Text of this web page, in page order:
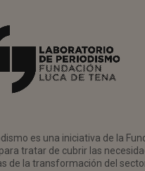
es una iniciativa de la
tratar de cubrir las
de la transformación del